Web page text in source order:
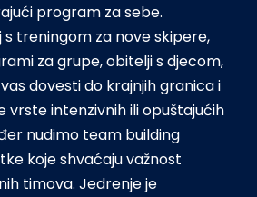
program za sebe.
treningom za nove skipere,
za grupe, obitelji s djecom,
dovesti do krajnjih granica i
vrste intenzivnih ili opuštajućih
nudimo team building
koje shvaćaju važnost
timova. Jedrenje je